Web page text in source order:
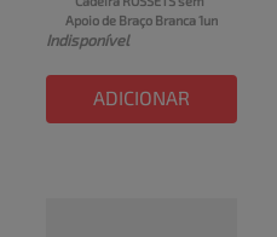
Apoio de Braço Branca 1un
Indisponível
ADICIONAR